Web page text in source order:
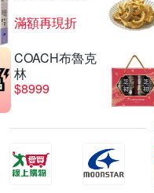
滿額再現折
COACH布魯克
林
$8999